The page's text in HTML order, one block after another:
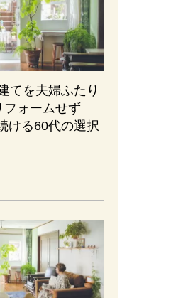
てを夫婦ふたり
フォームせず
ける60代の選択